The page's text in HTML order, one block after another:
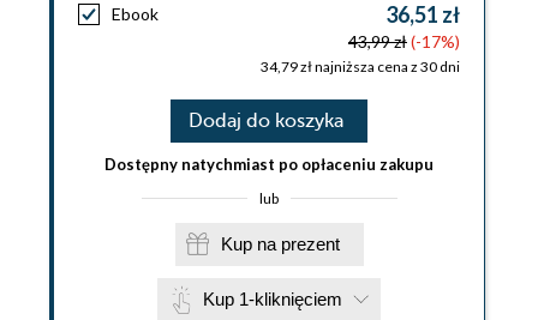
Ebook 36,51 zł
43,99 zł(-17%)
34,79 zł najniższa cena z 30 dni
Dodaj do koszyka
Dostępny natychmiast po opłaceniu zakupu
lub
Kup na prezent
Kup 1-kliknięciem